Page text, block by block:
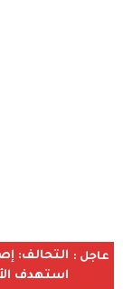
عاجل :
استهدف